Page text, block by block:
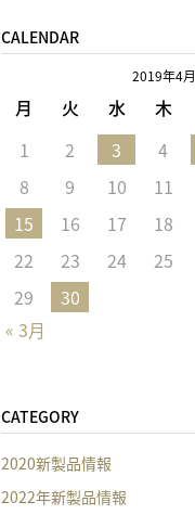
CALENDAR
2019年4月
月 火 水 木
« 3月
1 2 3 4
8
9 10 11
15
16 17 18
22
23 24 25
29
30
CATEGORY
2020新製品情報
2022年新製品情報